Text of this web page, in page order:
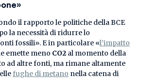
il rapporto le politiche della BCE
la necessità di ridurre lo
fossili». E in particolare «l’impatto
emette meno CO2 al momento della
ad altre fonti, ma rimane altamente
fughe di metano nella catena di